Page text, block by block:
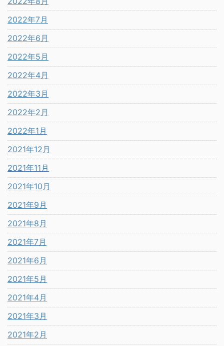
2022年7月
2022年6月
2022年5月
2022年4月
2022年3月
2022年2月
2022年1月
2021年12月
2021年11月
2021年10月
2021年9月
2021年8月
2021年7月
2021年6月
2021年5月
2021年4月
2021年3月
2021年2月